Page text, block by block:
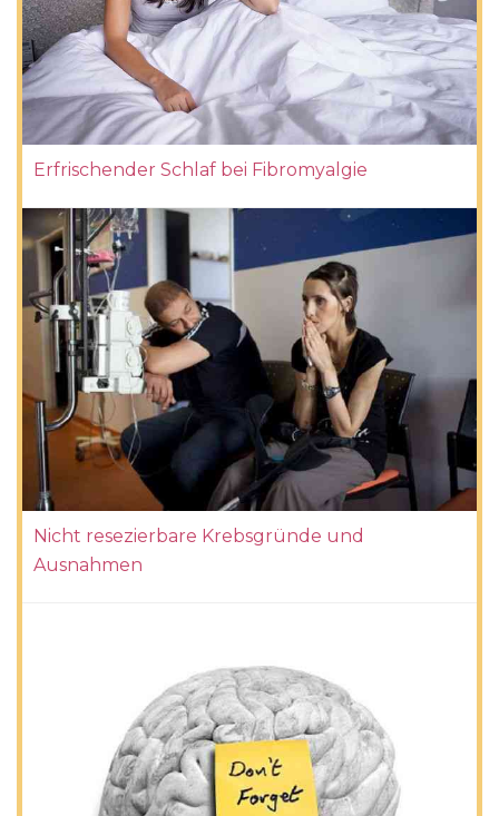
Erfrischender Schlaf bei Fibromyalgie
Nicht resezierbare Krebsgründe und
Ausnahmen